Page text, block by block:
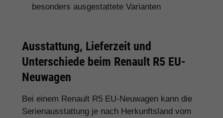
besonders ausgestattete Varianten
Ausstattung, Lieferzeit und
Unterschiede beim Renault R5 EU-
Neuwagen
Bei einem Renault R5 EU-Neuwagen kann die
Serienausstattung je nach Herkunftsland vom